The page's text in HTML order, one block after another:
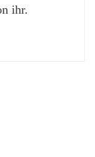
ihr.